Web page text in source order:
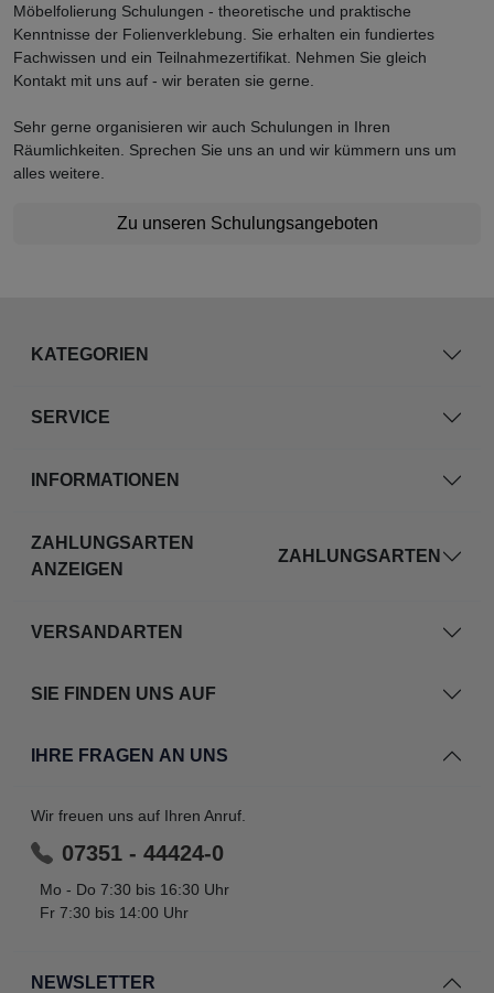
Möbelfolierung Schulungen - theoretische und praktische
Kenntnisse der Folienverklebung. Sie erhalten ein fundiertes
Fachwissen und ein Teilnahmezertifikat. Nehmen Sie gleich
Kontakt mit uns auf - wir beraten sie gerne.
Sehr gerne organisieren wir auch Schulungen in Ihren
Räumlichkeiten. Sprechen Sie uns an und wir kümmern uns um
alles weitere.
Zu unseren Schulungsangeboten
KATEGORIEN
SERVICE
INFORMATIONEN
NEWSLETTER
ZAHLUNGSARTEN
ANZEIGEN
ZAHLUNGSARTEN
VERSANDARTEN
SIE FINDEN UNS AUF
IHRE FRAGEN AN UNS
Wir freuen uns auf Ihren Anruf.
07351 - 44424-0
Mo - Do 7:30 bis 16:30 Uhr
Fr 7:30 bis 14:00 Uhr